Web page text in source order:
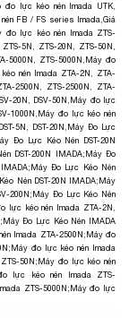
đo lực kéo nén Imada UTK,
FB / FS series Imada,Giá
đo lực kéo nén Imada ZTS-
5N, ZTS-20N, ZTS-50N,
5000N, ZTS-5000N,Máy đo
nén Imada ZTA-2N, ZTA-
2500N, ZTS-2500N, ZTA-
20N, DSV-50N,Máy đo lực
1000N,Máy đo lực kéo nén
5N, DST-20N,Máy Đo Lực
Đo Lực Kéo Nén DST-20N
DST-200N IMADA;Máy Đo
;Máy Đo Lực Kéo Nén
Nén DST-20N IMADA;Máy
200N;Máy Đo Lực Kéo Nén
lực kéo nén Imada ZTA-2N,
;Máy Đo Lực Kéo Nén IMADA
Imada ZTA-2500N;Máy đo
;Máy đo lực kéo nén Imada
50N;Máy đo lực kéo nén
lực kéo nén Imada ZTS-
ZTS-5000N;Máy đo lực